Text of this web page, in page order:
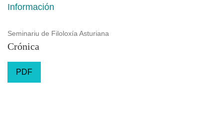
Información
Seminariu de Filoloxía Asturiana
Crónica
PDF